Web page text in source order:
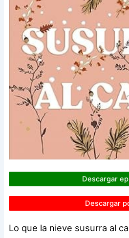
Descargar
Descargar
Lo que la nieve susurra al